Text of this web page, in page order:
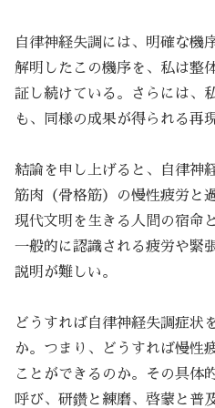
自律神経失調には、明確な機
解明したこの機序を、私は整
証し続けている。さらには、
も、同様の成果が得られる再
結論を申し上げると、自律神
筋肉（骨格筋）の慢性疲労と
現代文明を生きる人間の宿命
一般的に認識される疲労や緊
説明が難しい。
どうすれば自律神経失調症状
か。つまり、どうすれば慢性
ことができるのか。その具体
呼び、研鑽と練磨、啓蒙と普